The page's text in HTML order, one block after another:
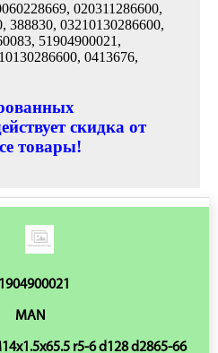
020311286600,
388830, 03210130286600,
51904900021,
0413676,
скидка от
товары!
MAN
r5-6 d128 d2865-66